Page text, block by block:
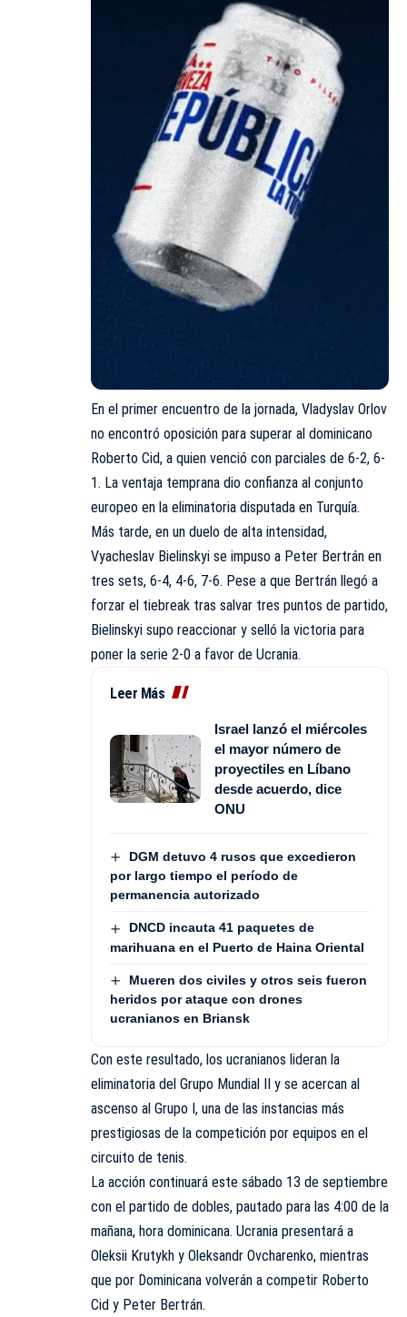
En el primer encuentro de la jornada, Vladyslav Orlov
no encontró oposición para superar al dominicano
Roberto Cid, a quien venció con parciales de 6-2, 6-
1. La ventaja temprana dio confianza al conjunto
europeo en la eliminatoria disputada en Turquía.
Más tarde, en un duelo de alta intensidad,
Vyacheslav Bielinskyi se impuso a Peter Bertrán en
tres sets, 6-4, 4-6, 7-6. Pese a que Bertrán llegó a
forzar el tiebreak tras salvar tres puntos de partido,
Bielinskyi supo reaccionar y selló la victoria para
poner la serie 2-0 a favor de Ucrania.
Leer Más
Israel lanzó el miércoles
el mayor número de
proyectiles en Líbano
desde acuerdo, dice
ONU
DGM detuvo 4 rusos que excedieron
por largo tiempo el período de
permanencia autorizado
DNCD incauta 41 paquetes de
marihuana en el Puerto de Haina Oriental
Mueren dos civiles y otros seis fueron
heridos por ataque con drones
ucranianos en Briansk
Con este resultado, los ucranianos lideran la
eliminatoria del Grupo Mundial II y se acercan al
ascenso al Grupo I, una de las instancias más
prestigiosas de la competición por equipos en el
circuito de tenis.
La acción continuará este sábado 13 de septiembre
con el partido de dobles, pautado para las 4:00 de la
mañana, hora dominicana. Ucrania presentará a
Oleksii Krutykh y Oleksandr Ovcharenko, mientras
que por Dominicana volverán a competir Roberto
Cid y Peter Bertrán.